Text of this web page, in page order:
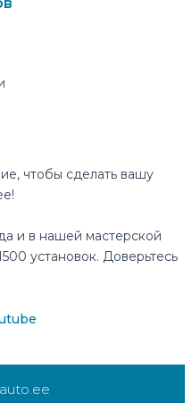
чтобы сделать вашу
и в нашей мастерской
установок. Доверьтесь